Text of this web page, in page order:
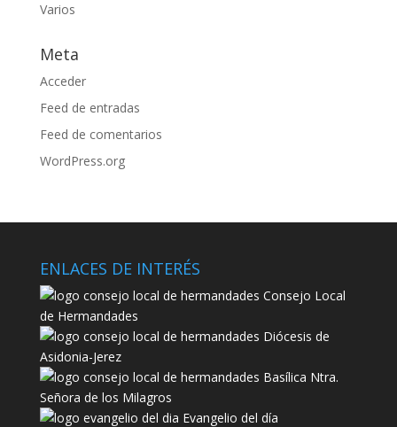
Varios
Meta
Acceder
Feed de entradas
Feed de comentarios
WordPress.org
ENLACES DE INTERÉS
Consejo Local
de Hermandades
Diócesis de
Asidonia-Jerez
Basílica Ntra.
Señora de los Milagros
Evangelio del día